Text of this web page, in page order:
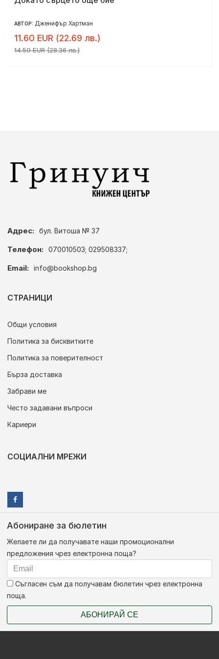
АВТОР: Дженифър Хартман
11.60 EUR (22.69 лв.)
14.50 EUR (28.36 лв.)
Адрес: бул. Витоша № 37
Телефон: 070010503; 029508337;
Email: info@bookshop.bg
СТРАНИЦИ
Общи условия
Политика за бисквитките
Политика за поверителност
Бърза доставка
Забрави ме
Често задавани въпроси
Кариери
СОЦИАЛНИ МРЕЖИ
Абониране за бюлетин
Желаете ли да получавате наши промоционални
предложения чрез електронна поща?
Съгласен съм да получавам бюлетин чрез електронна
поща.
АБОНИРАЙ СЕ